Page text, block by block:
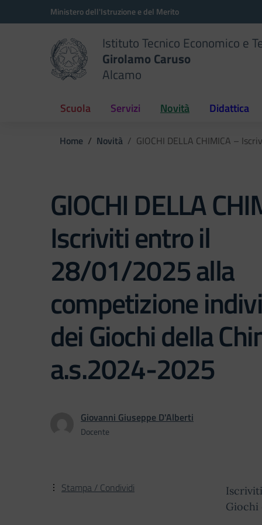
Vai ai contenuti
Vai al menu di navigazioneMinistero dell'Istruzione e del Merito
Istituto Tecnico Economico e
Girolamo Caruso
Alcamo
Scuola Servizi Novità Didattica
Home Novità GIOCHI DELLA CHIMICA –
GIOCHI DELLA
Iscriviti entro il
28/01/2025 alla
competizione
dei Giochi della
a.s.2024-2025
Giovanni Giuseppe D'Alberti
Docente
Giochi
Stampa / Condividi